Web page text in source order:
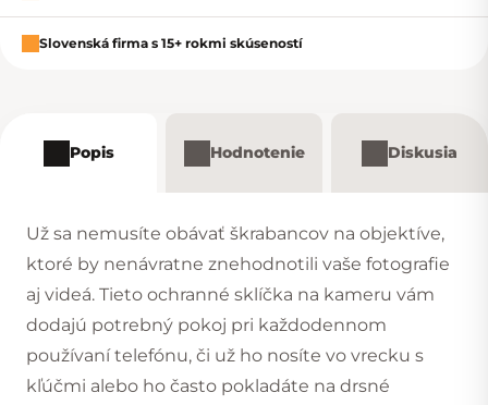
Slovenská firma s 15+ rokmi skúseností
Popis Hodnotenie Diskusia
Už sa nemusíte obávať škrabancov na objektíve,
ktoré by nenávratne znehodnotili vaše fotografie
aj videá. Tieto ochranné sklíčka na kameru vám
dodajú potrebný pokoj pri každodennom
používaní telefónu, či už ho nosíte vo vrecku s
kľúčmi alebo ho často pokladáte na drsné